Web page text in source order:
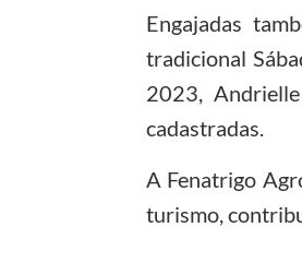
Engajadas
tradicional
2023,
cadastradas.
A Fenatrigo
turismo,